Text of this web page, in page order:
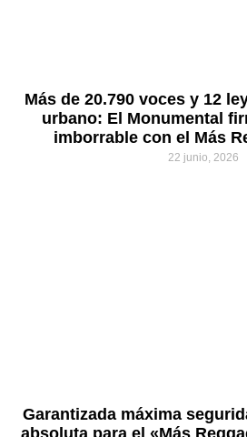
Más de 20.790 voces y 12
urbano: El Monumental
imborrable con el Más
22 junio, 2026
Garantizada máxima
absoluta para el «Más